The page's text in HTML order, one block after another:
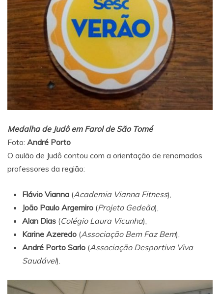
Medalha de Judô em Farol de São Tomé
Foto: André Porto
O aulão de Judô contou com a orientação de renomados
professores da região:
Flávio Vianna (Academia Vianna Fitness),
João Paulo Argemiro (Projeto Gedeão),
Alan Dias (Colégio Laura Vicunha),
Karine Azeredo (Associação Bem Faz Bem),
André Porto Sarlo (Associação Desportiva Viva
Saudável).